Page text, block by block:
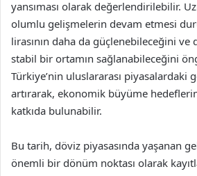
yansıması olarak değerlendirilebilir.
olumlu gelişmelerin devam etmesi
lirasının daha da güçlenebileceğini ve
stabil bir ortamın sağlanabileceğini
Türkiye’nin uluslararası piyasalardaki
artırarak, ekonomik büyüme
katkıda bulunabilir.
Bu tarih, döviz piyasasında yaşanan
önemli bir dönüm noktası olarak